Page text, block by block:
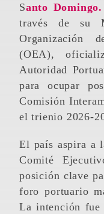
Santo Domingo.
través de su
Organización
(OEA),
Autoridad
para ocupar
Comisión
el trienio 2026-
El país aspira a la Primera Vicepresidencia del
Comité
posición clave
foro portuario
La intención fue